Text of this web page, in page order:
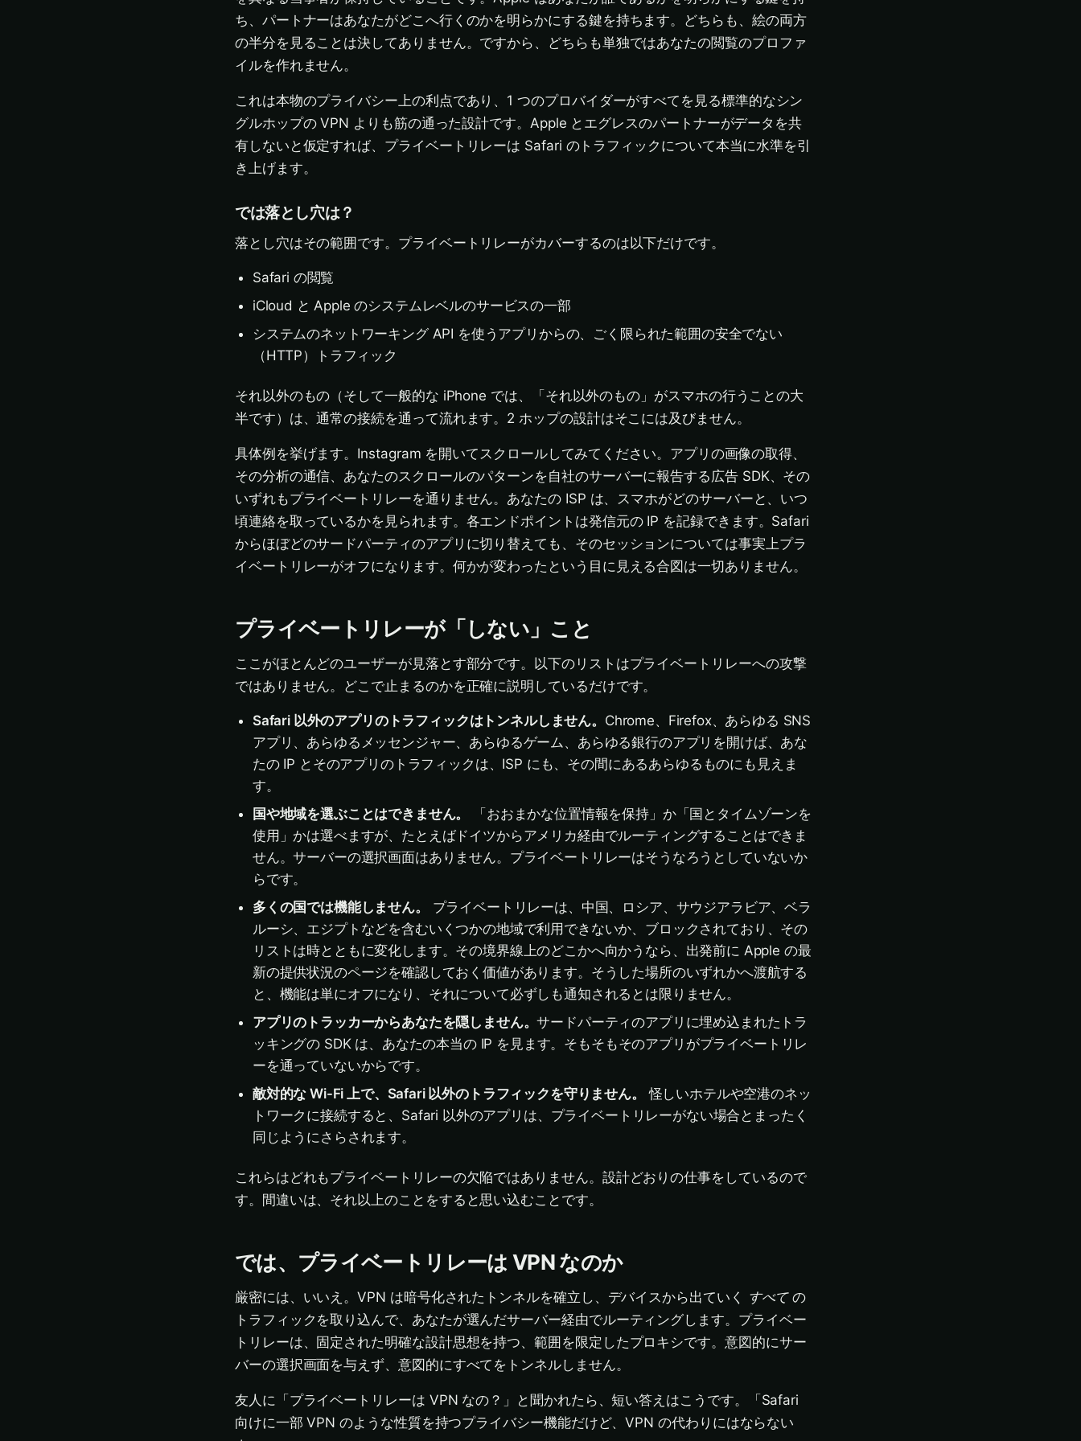
ち、パートナーはあなたがどこへ行くのかを明らかにする鍵を持ちます。どちらも、絵の両方
の半分を見ることは決してありません。ですから、どちらも単独ではあなたの閲覧のプロファ
イルを作れません。
これは本物のプライバシー上の利点であり、1 つのプロバイダーがすべてを見る標準的なシン
グルホップの VPN よりも筋の通った設計です。Apple とエグレスのパートナーがデータを共
有しないと仮定すれば、プライベートリレーは Safari のトラフィックについて本当に水準を引
き上げます。
では落とし穴は？
落とし穴はその範囲です。プライベートリレーがカバーするのは以下だけです。
Safari の閲覧
iCloud と Apple のシステムレベルのサービスの一部
システムのネットワーキング API を使うアプリからの、ごく限られた範囲の安全でない
（HTTP）トラフィック
それ以外のもの（そして一般的な iPhone では、「それ以外のもの」がスマホの行うことの大
半です）は、通常の接続を通って流れます。2 ホップの設計はそこには及びません。
具体例を挙げます。Instagram を開いてスクロールしてみてください。アプリの画像の取得、
その分析の通信、あなたのスクロールのパターンを自社のサーバーに報告する広告 SDK、その
いずれもプライベートリレーを通りません。あなたの ISP は、スマホがどのサーバーと、いつ
頃連絡を取っているかを見られます。各エンドポイントは発信元の IP を記録できます。Safari
からほぼどのサードパーティのアプリに切り替えても、そのセッションについては事実上プラ
イベートリレーがオフになります。何かが変わったという目に見える合図は一切ありません。
プライベートリレーが「しない」こと
ここがほとんどのユーザーが見落とす部分です。以下のリストはプライベートリレーへの攻撃
ではありません。どこで止まるのかを正確に説明しているだけです。
Safari 以外のアプリのトラフィックはトンネルしません。 Chrome、Firefox、あらゆる SNS
アプリ、あらゆるメッセンジャー、あらゆるゲーム、あらゆる銀行のアプリを開けば、あな
たの IP とそのアプリのトラフィックは、ISP にも、その間にあるあらゆるものにも見えま
す。
国や地域を選ぶことはできません。
「おおまかな位置情報を保持」か「国とタイムゾーンを
使用」かは選べますが、たとえばドイツからアメリカ経由でルーティングすることはできま
せん。サーバーの選択画面はありません。プライベートリレーはそうなろうとしていないか
らです。
多くの国では機能しません。
プライベートリレーは、中国、ロシア、サウジアラビア、ベラ
ルーシ、エジプトなどを含むいくつかの地域で利用できないか、ブロックされており、その
リストは時とともに変化します。その境界線上のどこかへ向かうなら、出発前に Apple の最
新の提供状況のページを確認しておく価値があります。そうした場所のいずれかへ渡航する
と、機能は単にオフになり、それについて必ずしも通知されるとは限りません。
アプリのトラッカーからあなたを隠しません。サードパーティのアプリに埋め込まれたトラ
ッキングの SDK は、あなたの本当の IP を見ます。そもそもそのアプリがプライベートリレ
ーを通っていないからです。
敵対的な Wi-Fi 上で、Safari 以外のトラフィックを守りません。
怪しいホテルや空港のネッ
トワークに接続すると、Safari 以外のアプリは、プライベートリレーがない場合とまったく
同じようにさらされます。
これらはどれもプライベートリレーの欠陥ではありません。設計どおりの仕事をしているので
す。間違いは、それ以上のことをすると思い込むことです。
では、プライベートリレーは VPN なのか
厳密には、いいえ。VPN は暗号化されたトンネルを確立し、デバイスから出ていく すべての
トラフィックを取り込んで、あなたが選んだサーバー経由でルーティングします。プライベー
トリレーは、固定された明確な設計思想を持つ、範囲を限定したプロキシです。意図的にサー
バーの選択画面を与えず、意図的にすべてをトンネルしません。
友人に「プライベートリレーは VPN なの？」と聞かれたら、短い答えはこうです。「Safari
向けに一部 VPN のような性質を持つプライバシー機能だけど、VPN の代わりにはならない